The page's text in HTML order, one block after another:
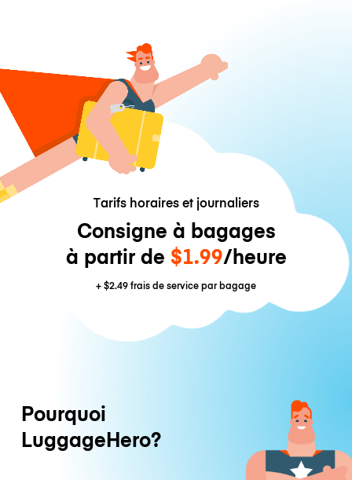
Tarifs horaires et journaliers
Consigne à bagages
à partir de $1.99/heure
+$2.49frais de service par bagage
Pourquoi
LuggageHero?